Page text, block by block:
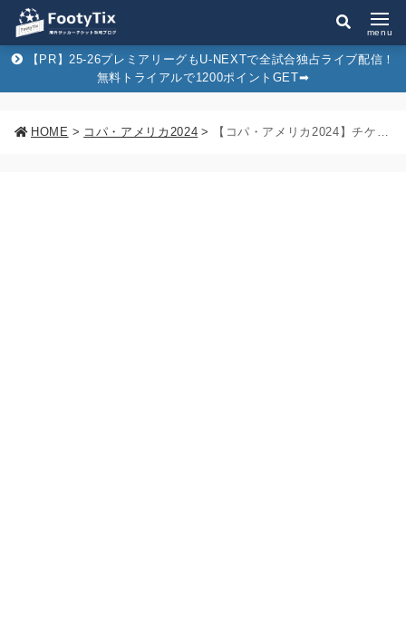
menu
【PR】25-26プレミアリーグもU-NEXTで全試合独占ライブ配信！
無料トライアルで1200ポイントGET➡︎
HOME > コパ・アメリカ2024 > 【コパ・アメリカ2024】チケット購入方法&日程/スタジアム/大会情報まとめ